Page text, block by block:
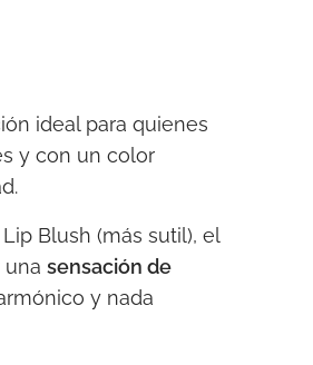
ideal para quienes
y con un color
Blush (más sutil), el
una sensación de
y nada